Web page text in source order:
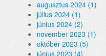
augusztus 2024 (1)
július 2024 (1)
június 2024 (2)
november 2023 (1)
október 2023 (5)
június 2023 (4)